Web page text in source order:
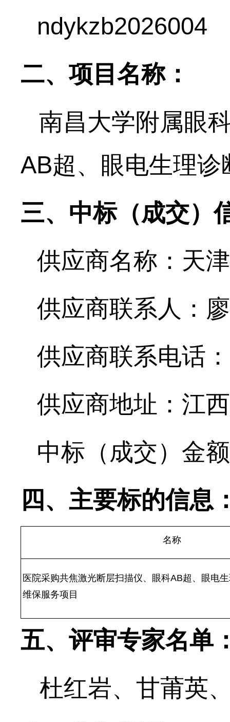
ndykzb2026004
二、项目名称：
南昌大学附属眼
AB超、眼电生理
三、中标（成交）
供应商名称： 天
供应商联系人：
供应商联系电话：
供应商地址： 江
中标（成交）金
四、主要标的信息
名称
医院采购共焦激光断层扫描仪、眼科AB超、眼电
维保服务项目
五、评审专家名单
杜红岩、 甘莆英